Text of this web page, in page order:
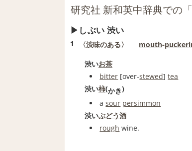
研究社 新和英中辞典での
しぶい 渋い
1 〈渋味のある〉 mouth‐
渋いお茶
bitter [over‐stewed]tea
渋い柿(かき)
asour persimmon
渋いぶどう酒
rough wine.